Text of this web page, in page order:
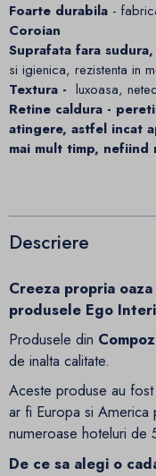
Foarte durabila -
Coroian
Suprafata fara
si igienica, rezistenta in
Textura - luxoasa,
Retine caldura - p
atingere, astfel incat
mai mult timp,
Descriere
Creeza propria
produsele Ego
Produsele din
de inalta calitate.
Aceste produse au
ar fi Europa si America
numeroase hoteluri de
De ce sa alegi o